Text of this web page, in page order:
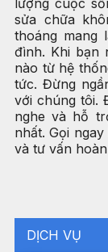
lượng cuộc
sửa chữa
thoáng mang
đình. Khi bạn
nào từ hệ
tức. Đừng
với chúng tôi.
nghe và hỗ
nhất. Gọi
và tư vấn
DỊCH VỤ